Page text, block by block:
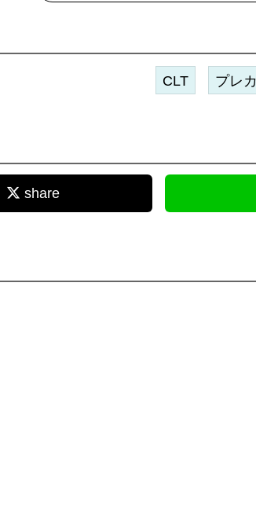
CLT プレ
share